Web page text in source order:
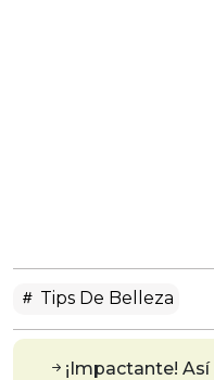
Tips De Belleza
¡Impactante!